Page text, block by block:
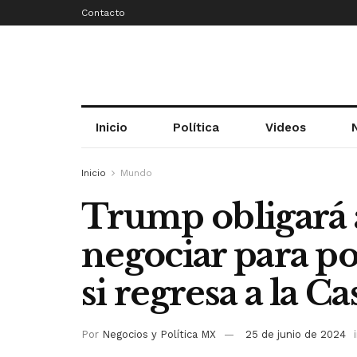
Contacto
Inicio Política Videos
Inicio Mundo
Trump obligará
negociar para
si regresa a la
Por Negocios y Política MX 25 de junio de 2024